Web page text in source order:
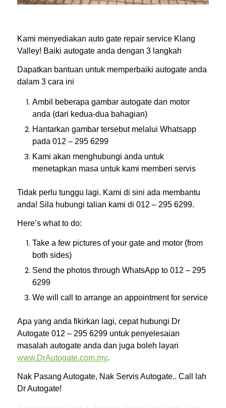
Kami menyediakan auto gate repair service Klang
Valley! Baiki autogate anda dengan 3 langkah
Dapatkan bantuan untuk memperbaiki autogate anda
dalam 3 cara ini
Ambil beberapa gambar autogate dan motor
anda (dari kedua-dua bahagian)
Hantarkan gambar tersebut melalui Whatsapp
pada 012 – 295 6299
Kami akan menghubungi anda untuk
menetapkan masa untuk kami memberi servis
Tidak perlu tunggu lagi. Kami di sini ada membantu
anda! Sila hubungi talian kami di 012 – 295 6299.
Here’s what to do:
Take a few pictures of your gate and motor (from
both sides)
Send the photos through WhatsApp to 012 – 295
6299
We will call to arrange an appointment for service
Apa yang anda fikirkan lagi, cepat hubungi Dr
Autogate 012 – 295 6299 untuk penyelesaian
masalah autogate anda dan juga boleh layari
www.DrAutogate.com.my.
Nak Pasang Autogate, Nak Servis Autogate.. Call lah
Dr Autogate!